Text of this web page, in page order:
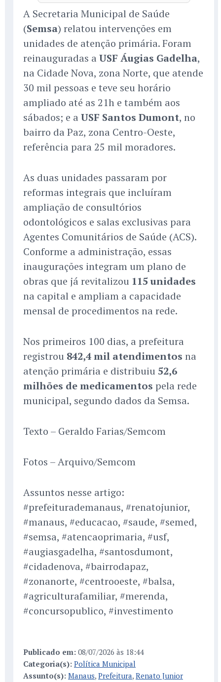
A Secretaria Municipal de Saúde
(Semsa) relatou intervenções em
unidades de atenção primária. Foram
reinauguradas a USF Áugias Gadelha,
na Cidade Nova, zona Norte, que atende
30 mil pessoas e teve seu horário
ampliado até as 21h e também aos
sábados; e a USF Santos Dumont, no
bairro da Paz, zona Centro-Oeste,
referência para 25 mil moradores.
As duas unidades passaram por
reformas integrais que incluíram
ampliação de consultórios
odontológicos e salas exclusivas para
Agentes Comunitários de Saúde (ACS).
Conforme a administração, essas
inaugurações integram um plano de
obras que já revitalizou 115 unidades
na capital e ampliam a capacidade
mensal de procedimentos na rede.
Nos primeiros 100 dias, a prefeitura
registrou 842,4 mil atendimentos na
atenção primária e distribuiu 52,6
milhões de medicamentos pela rede
municipal, segundo dados da Semsa.
Texto – Geraldo Farias/Semcom
Fotos – Arquivo/Semcom
Assuntos nesse artigo:
#prefeiturademanaus, #renatojunior,
#manaus, #educacao, #saude, #semed,
#semsa, #atencaoprimaria, #usf,
#augiasgadelha, #santosdumont,
#cidadenova, #bairrodapaz,
#zonanorte, #centrooeste, #balsa,
#agriculturafamiliar, #merenda,
#concursopublico, #investimento
Publicado em: 08/07/2026 às 18:44
Categoria(s): Política Municipal
Assunto(s): Manaus, Prefeitura, Renato Junior